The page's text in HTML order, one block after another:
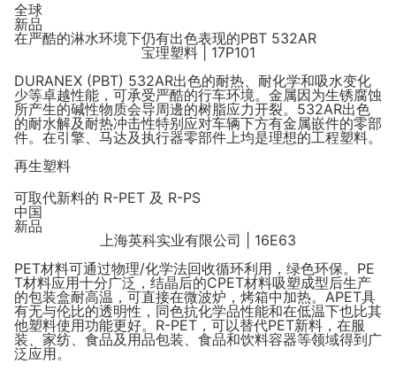
全球
新品
在严酷的淋水环境下仍有出色表现的PBT 532AR
宝理塑料 | 17P101
DURANEX (PBT) 532AR出色的耐热、耐化学和吸水变化
少等卓越性能，可承受严酷的行车环境。金属因为生锈腐蚀
所产生的碱性物质会导周邊的树脂应力开裂。532AR出色
的耐水解及耐热冲击性特别应对车辆下方有金属嵌件的零部
件。在引擎、马达及执行器零部件上均是理想的工程塑料。
再生塑料
可取代新料的 R-PET 及 R-PS
中国
新品
上海英科实业有限公司 | 16E63
PET材料可通过物理/化学法回收循环利用，绿色环保。PE
T材料应用十分广泛，结晶后的CPET材料吸塑成型后生产
的包装盒耐高温，可直接在微波炉，烤箱中加热。APET具
有无与伦比的透明性，同色抗化学品性能和在低温下也比其
他塑料使用功能更好。R-PET，可以替代PET新料，在服
装、家纺、食品及用品包装、食品和饮料容器等领域得到广
泛应用。